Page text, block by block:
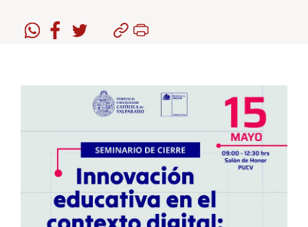
Formación Continua
English